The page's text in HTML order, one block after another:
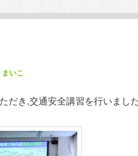
まいこ
だき,交通安全講習を行いまし